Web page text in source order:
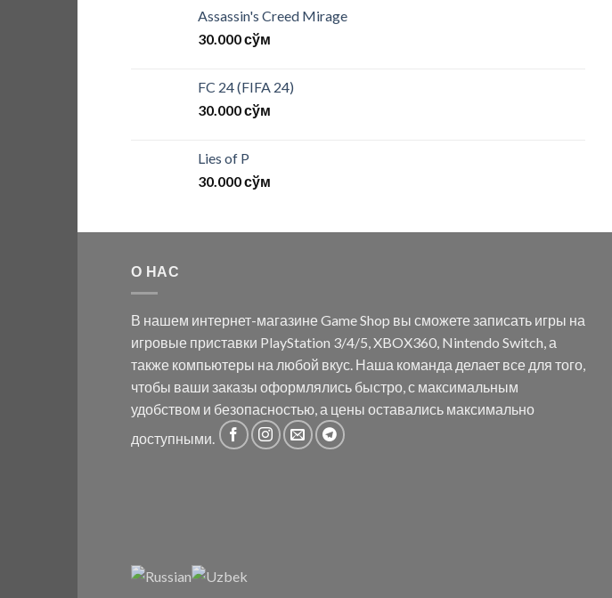
Assassin's Creed Mirage
30.000сўм
FC 24 (FIFA 24)
30.000сўм
Lies of P
30.000сўм
О НАС
В нашем интернет-магазине Game Shop вы сможете записать игры на
игровые приставки PlayStation 3/4/5, XBOX360, Nintendo Switch, а
также компьютеры на любой вкус. Наша команда делает все для того,
чтобы ваши заказы оформлялись быстро, с максимальным
удобством и безопасностью, а цены оставались максимально
доступными.